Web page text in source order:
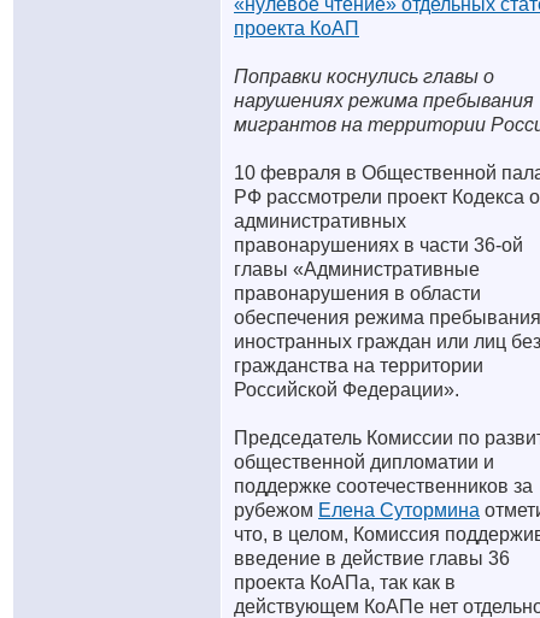
«нулевое чтение» отдельных
проекта КоАП
Поправки коснулись главы о
нарушениях режима пребывания
мигрантов на территории
10 февраля в Общественной
РФ рассмотрели проект Кодекса
административных
правонарушениях в части 36-ой
главы «Административные
правонарушения в области
обеспечения режима пребывания
иностранных граждан или лиц без
гражданства на территории
Российской Федерации».
Председатель Комиссии по
общественной дипломатии и
поддержке соотечественников за
рубежом Елена Сутормина
что, в целом, Комиссия
введение в действие главы 36
проекта КоАПа, так как в
действующем КоАПе нет